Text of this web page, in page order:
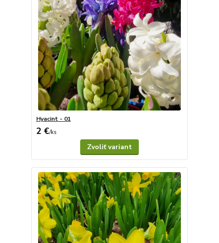
Hyacint - 01
2 €/ks
Zvoliť variant